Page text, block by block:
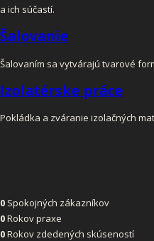
a ich súčastí.
Šalovanie
Šalovaním sa vytvárajú tvarové
Izolatérske práce
Pokládka a zváranie izolačných
0 Spokojných zákazníkov
0Rokov praxe
0Rokov zdedených skúseností